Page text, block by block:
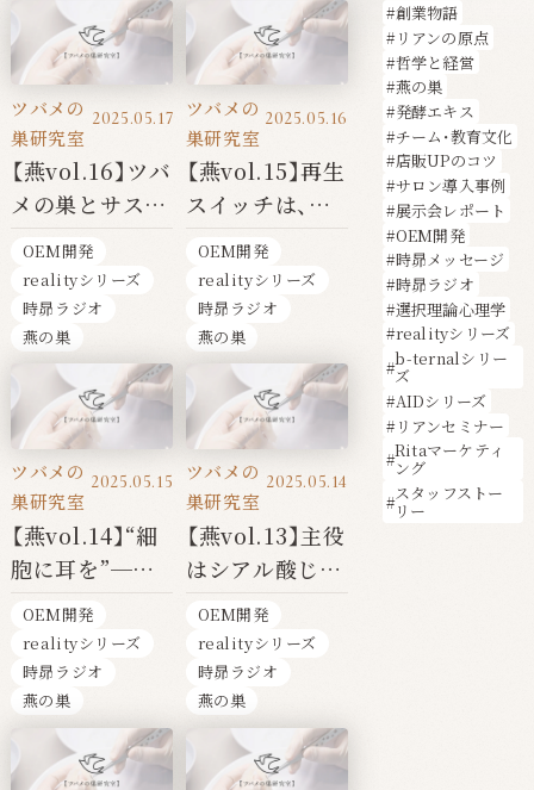
ツバメの
巣研究室
2025.05.17
【燕vol.16】ツバ
メの巣とサステ
ナビリティ──
自然と共に生き
る未来
OEM開発
realityシリーズ
時昴ラジオ
燕の巣
ツバメの
巣研究室
2025.05.16
【燕vol.15】再生
スイッチは、あ
なたの中にあ
る"──EGFが
目覚めさせる美
と修復の力
OEM開発
realityシリーズ
時昴ラジオ
燕の巣
ツバメの
巣研究室
2025.05.15
【燕vol.14】“細
胞に耳を”──
糖鎖が導く、美
容と免疫の新常
識
OEM開発
realityシリーズ
時昴ラジオ
燕の巣
ツバメの
巣研究室
2025.05.14
【燕vol.13】主役
はシアル酸じゃ
ない？──美容
と健康を支え
る“グリコプロ
テイン”の真実
OEM開発
realityシリーズ
時昴ラジオ
燕の巣
創業物語
リアンの原点
哲学と経営
燕の巣
発酵エキス
チーム・教育文化
店販UPのコツ
サロン導入事例
展示会レポート
OEM開発
時昴メッセージ
時昴ラジオ
選択理論心理学
realityシリーズ
b-ternalシリー
ズ
AIDシリーズ
リアンセミナー
Ritaマーケティ
ング
スタッフストー
リー